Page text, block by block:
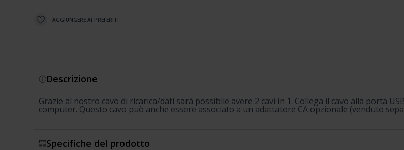
AGGIUNGERE AI PREFERITI
Descrizione
Grazie al nostro cavo di ricarica/dati sarà possibile avere 2 cavi in 1. Collega il cavo alla porta
computer. Questo cavo può anche essere associato a un adattatore CA opzionale (venduto
Specifiche del prodotto